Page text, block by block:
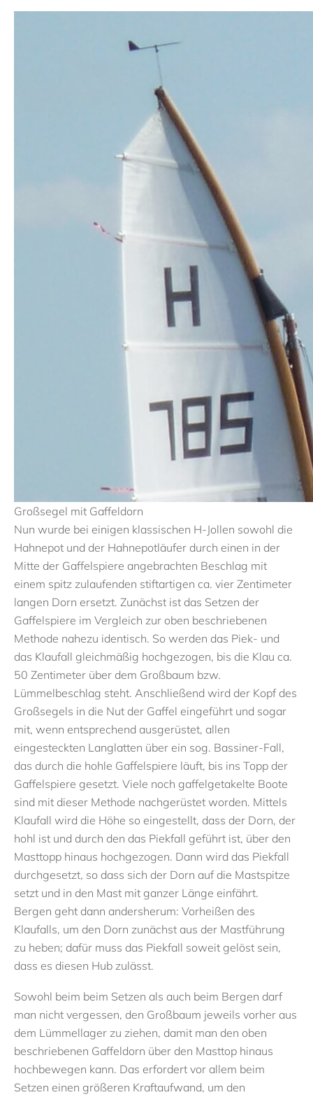
Großsegel mit Gaffeldorn
Nun wurde bei einigen klassischen H-Jollen sowohl die
Hahnepot und der Hahnepotläufer durch einen in der
Mitte der Gaffelspiere angebrachten Beschlag mit
einem spitz zulaufenden stiftartigen ca. vier Zentimeter
langen Dorn ersetzt. Zunächst ist das Setzen der
Gaffelspiere im Vergleich zur oben beschriebenen
Methode nahezu identisch. So werden das Piek- und
das Klaufall gleichmäßig hochgezogen, bis die Klau ca.
50 Zentimeter über dem Großbaum bzw.
Lümmelbeschlag steht. Anschließend wird der Kopf des
Großsegels in die Nut der Gaffel eingeführt und sogar
mit, wenn entsprechend ausgerüstet, allen
eingesteckten Langlatten über ein sog. Bassiner-Fall,
das durch die hohle Gaffelspiere läuft, bis ins Topp der
Gaffelspiere gesetzt. Viele noch gaffelgetakelte Boote
sind mit dieser Methode nachgerüstet worden. Mittels
Klaufall wird die Höhe so eingestellt, dass der Dorn, der
hohl ist und durch den das Piekfall geführt ist, über den
Masttopp hinaus hochgezogen. Dann wird das Piekfall
durchgesetzt, so dass sich der Dorn auf die Mastspitze
setzt und in den Mast mit ganzer Länge einfährt.
Bergen geht dann andersherum: Vorheißen des
Klaufalls, um den Dorn zunächst aus der Mastführung
zu heben; dafür muss das Piekfall soweit gelöst sein,
dass es diesen Hub zulässt.
Sowohl beim beim Setzen als auch beim Bergen darf
man nicht vergessen, den Großbaum jeweils vorher aus
dem Lümmellager zu ziehen, damit man den oben
beschriebenen Gaffeldorn über den Masttop hinaus
hochbewegen kann. Das erfordert vor allem beim
Setzen einen größeren Kraftaufwand, um den